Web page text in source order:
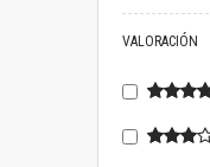
VALORACIÓN